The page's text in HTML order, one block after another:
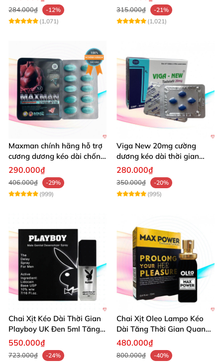
284.000₫
-12%
(1,071)
315.000₫
-21%
(1,021)
Maxman chính hãng hỗ trợ
cương dương kéo dài chống
xuất tinh sớm 10 viên
290.000₫
406.000₫
-29%
(999)
Viga New 20mg cường
dương kéo dài thời gian
chống xuất tinh hiệu quả
280.000₫
350.000₫
-20%
(995)
Chai Xịt Kéo Dài Thời Gian
Playboy UK Đen 5ml Tăng
Khoái Cảm
550.000₫
723.000₫
-24%
Chai Xịt Oleo Lampo Kéo
Dài Tăng Thời Gian Quan
Hệ Chính Hãng
480.000₫
800.000₫
-40%